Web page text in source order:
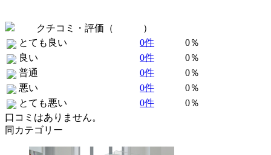
クチコミ・評価（
）
とても良い
0件
0％
良い
0件
0％
普通
0件
0％
悪い
0件
0％
とても悪い
0件
0％
口コミはありません。
同カテゴリー